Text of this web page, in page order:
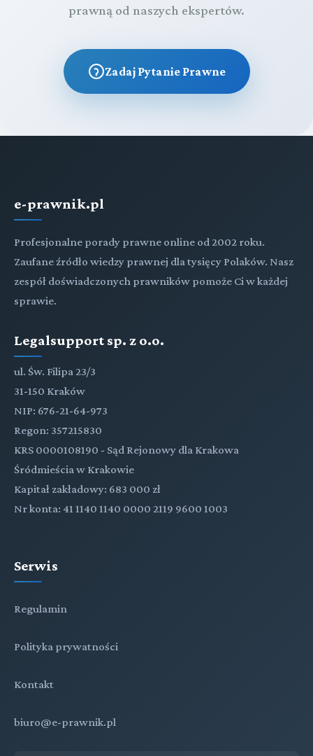
prawną od naszych ekspertów.
Zadaj Pytanie Prawne
e-prawnik.pl
Profesjonalne porady prawne online od 2002 roku.
Zaufane źródło wiedzy prawnej dla tysięcy Polaków. Nasz
zespół doświadczonych prawników pomoże Ci w każdej
sprawie.
Legalsupport sp. z o.o.
ul. Św. Filipa 23/3
31-150 Kraków
NIP: 676-21-64-973
Regon: 357215830
KRS 0000108190 - Sąd Rejonowy dla Krakowa
Śródmieścia w Krakowie
Kapitał zakładowy: 683 000 zł
Nr konta: 41 1140 1140 0000 2119 9600 1003
Serwis
Regulamin
Polityka prywatności
Kontakt
biuro@e-prawnik.pl